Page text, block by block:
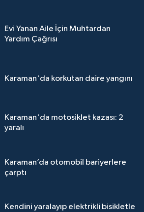
Evi Yanan Aile İçin Muhtardan
Yardım Çağrısı
Karaman'da korkutan daire yangını
Karaman'da motosiklet kazası: 2
yaralı
Karaman’da otomobil bariyerlere
çarptı
Kendini yaralayıp elektrikli bisikletle